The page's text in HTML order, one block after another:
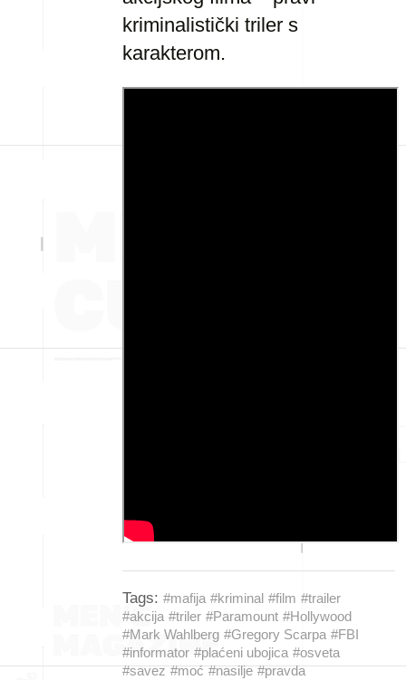
kriminalistički triler s
karakterom.
Tags: #mafija #kriminal #film #trailer
#akcija #triler #Paramount #Hollywood
#Mark Wahlberg #Gregory Scarpa #FBI
#informator #plaćeni ubojica #osveta
#savez #moć #nasilje #pravda